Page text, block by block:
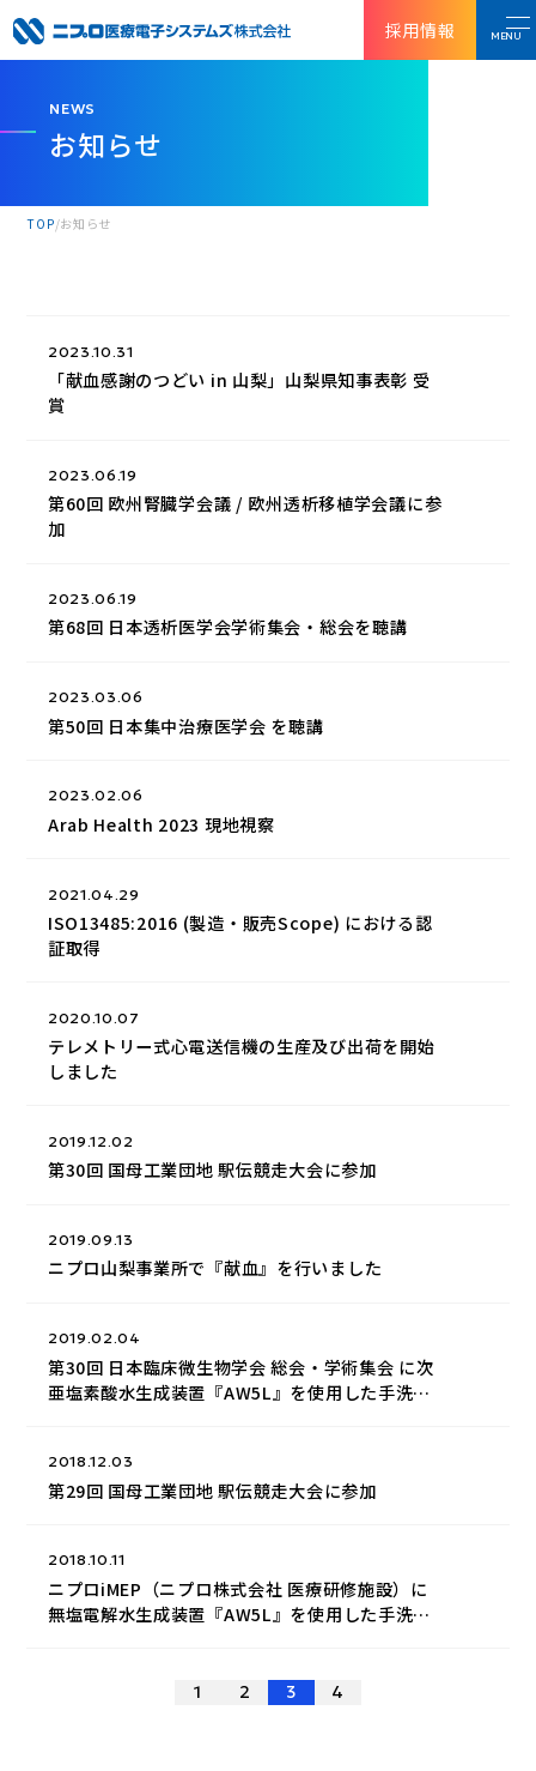
採用情報 MENU
NEWS
お知らせ
TOP お知らせ
2023.10.31
「献血感謝のつどい in 山梨」山梨県知事表彰 受
賞
2023.06.19
第60回 欧州腎臓学会議 / 欧州透析移植学会議に参
加
2023.06.19
第68回 日本透析医学会学術集会・総会を聴講
2023.03.06
第50回 日本集中治療医学会 を聴講
2023.02.06
Arab Health 2023 現地視察
2021.04.29
ISO13485:2016 (製造・販売Scope) における認
証取得
2020.10.07
テレメトリー式心電送信機の生産及び出荷を開始
しました
2019.12.02
第30回 国母工業団地 駅伝競走大会に参加
2019.09.13
ニプロ山梨事業所で『献血』を行いました
2019.02.04
第30回 日本臨床微生物学会 総会・学術集会 に次
亜塩素酸水生成装置『AW5L』を使用した手洗い
2018.12.03
第29回 国母工業団地 駅伝競走大会に参加
2018.10.11
ニプロiMEP（ニプロ株式会社 医療研修施設）に
無塩電解水生成装置『AW5L』を使用した手洗い
1 2 3 4